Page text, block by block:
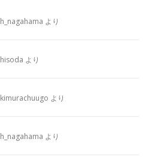
h_nagahama より
hisoda より
kimurachuugo より
h_nagahama より